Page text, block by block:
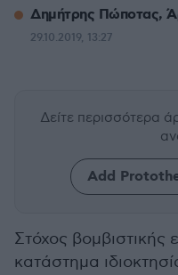
Δημήτρης Πώποτας,
29.10.2019, 13:27
Δείτε περισσότερα
Add
Στόχος βομβιστικής
κατάστημα